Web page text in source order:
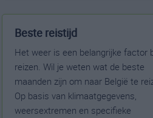
Beste reistijd
Het weer is een belangrijke factor
reizen. Wil je weten wat de beste
maanden zijn om naar België te
Op basis van klimaatgegevens,
weersextremen en specifieke